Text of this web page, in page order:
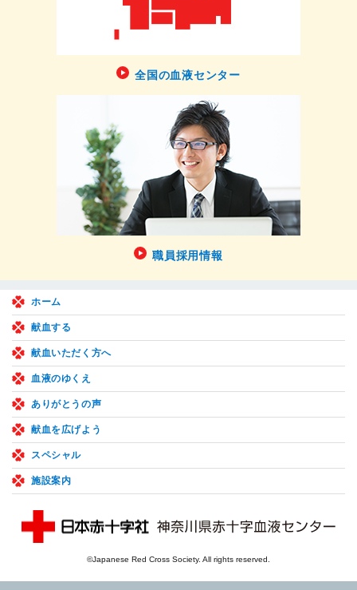
全国の血液センター
職員採用情報
ホーム
献血する
献血いただく方へ
血液のゆくえ
ありがとうの声
献血を広げよう
スペシャル
施設案内
©Japanese Red Cross Society. All rights reserved.